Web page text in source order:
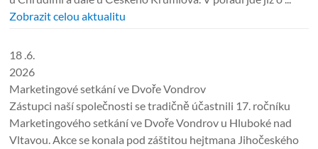
Zobrazit celou aktualitu
18 .6.
2026
Marketingové setkání ve Dvoře Vondrov
Zástupci naší společnosti se tradičně účastnili 17. ročníku
Marketingového setkání ve Dvoře Vondrov u Hluboké nad
Vltavou. Akce se konala pod záštitou hejtmana Jihočeského